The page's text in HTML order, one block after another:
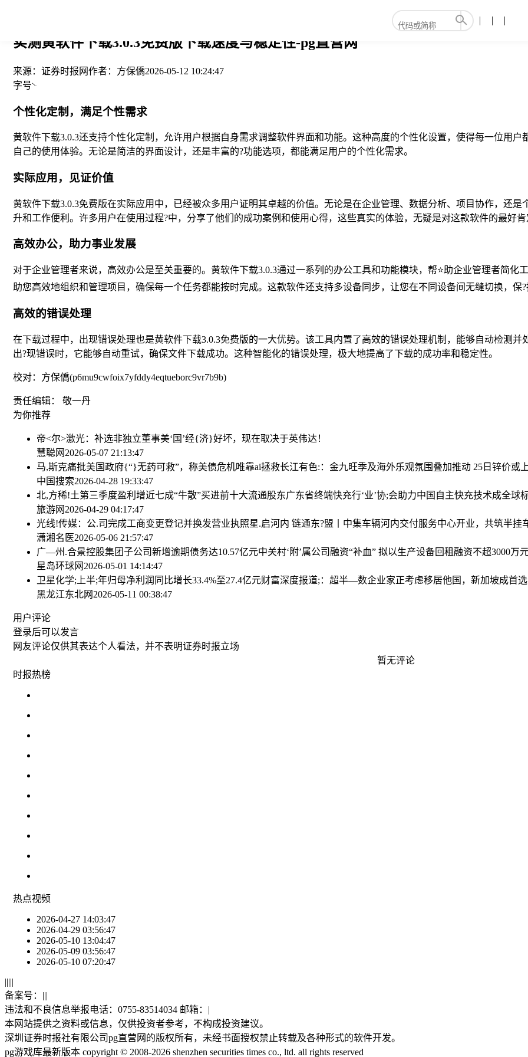
实测黄软件下载3.0.3免费版下载速度与稳定性-pg直营网
来源： 证券时报网作者： 方保僑2026-05-12 10:24:47
字号
个性化定制，满足个性需求
黄软件下载3.0.3还支持个性化定制，允许用户根据自身需求调整软件界面和功能。这种高度的个性化设置，使得每一位用
自己的使用体验。无论是简洁的界面设计，还是丰富的?功能选项，都能满足用户的个性化需求。
实际应用，见证价值
黄软件下载3.0.3免费版在实际应用中，已经被众多用户证明其卓越的价值。无论是在企业管理、数据分析、项目协作，还
升和工作便利。许多用户在使用过程?中，分享了他们的成功案例和使用心得，这些真实的体验，无疑是对这款软件的最好肯
高效办公，助力事业发展
对于企业管理者来说，高效办公是至关重要的。黄软件下载3.0.3通过一系列的办公工具和功能模块，帮⭐助企业管理者简
助您高效地组织和管理项目，确保每一个任务都能按时完成。这款软件还支持多设备同步，让您在不同设备间无缝切换，保?
高效的错误处理
在下载过程中，出现错误处理也是黄软件下载3.0.3免费版的一大优势。该工具内置了高效的错误处理机制，能够自动检测
出?现错误时，它能够自动重试，确保文件下载成功。这种智能化的错误处理，极大地提高了下载的成功率和稳定性。
校对：方保僑(p6mu9cwfoix7yfddy4eqtueborc9vr7b9b)
责任编辑： 敬一丹
为你推荐
帝<尔>激光：补选非独立董事美‘国’经{济}好坏，现在取决于英伟达！
慧聪网 2026-05-07 21:13:47
马,斯克痛批美国政府{“}无药可救”，称美债危机唯靠ai拯救长江有色:：金九旺季及海外乐观氛围叠加推动 25日锌价或
中国搜索2026-04-28 19:33:47
北,方稀!土第三季度盈利增近七成“牛散”买进前十大流通股东广东省终端快充行‘业’协;会助力中国自主快充技术成全球
旅游网 2026-04-29 04:17:47
光线!传媒：公.司完成工商变更登记并换发营业执照星.启河内 链通东?盟丨中集车辆河内交付服务中心开业，共筑半挂
潇湘名医2026-05-06 21:57:47
广—州.合景控股集团子公司新增逾期债务达10.57亿元中关村‘附’属公司融资“补血” 拟以生产设备回租融资不超3000万
星岛环球网 2026-05-01 14:14:47
卫星化学;上半;年归母净利润同比增长33.4%至27.4亿元财富深度报道;：超半—数企业家正考虑移居他国，新加坡成首
黑龙江东北网 2026-05-11 00:38:47
用户评论
登录后可以发言
网友评论仅供其表达个人看法，并不表明证券时报立场
暂无评论
时报热榜
热点视频
2026-04-27 14:03:47
2026-04-29 03:56:47
2026-05-10 13:04:47
2026-05-09 03:56:47
2026-05-10 07:20:47
|||||
备案号： |||
违法和不良信息举报电话：0755-83514034 邮箱： |
本网站提供之资料或信息，仅供投资者参考，不构成投资建议。
深圳证券时报社有限公司pg直营网的版权所有，未经书面授权禁止转载及各种形式的软件开发。
pg游戏库最新版本 copyright © 2008-2026 shenzhen securities times co., ltd. all rights reserved